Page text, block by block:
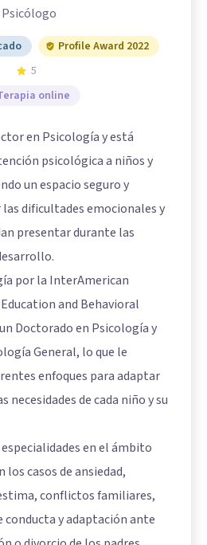
Psicólogo
Profile Award 2022
5
online
en Psicología y está
psicológica a niños y
un espacio seguro y
dificultades emocionales y
presentar durante las
por la InterAmerican
and Behavioral
Doctorado en Psicología y
General, lo que le
enfoques para adaptar
necesidades de cada niño y su
en el ámbito
casos de ansiedad,
conflictos familiares,
conducta y adaptación ante